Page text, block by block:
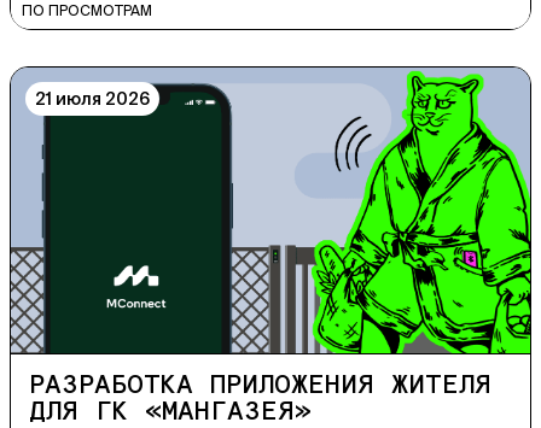
ПО ПРОСМОТРАМ
21 июля 2026
РАЗРАБОТКА ПРИЛОЖЕНИЯ ЖИТЕЛЯ
ДЛЯ ГК «МАНГАЗЕЯ»